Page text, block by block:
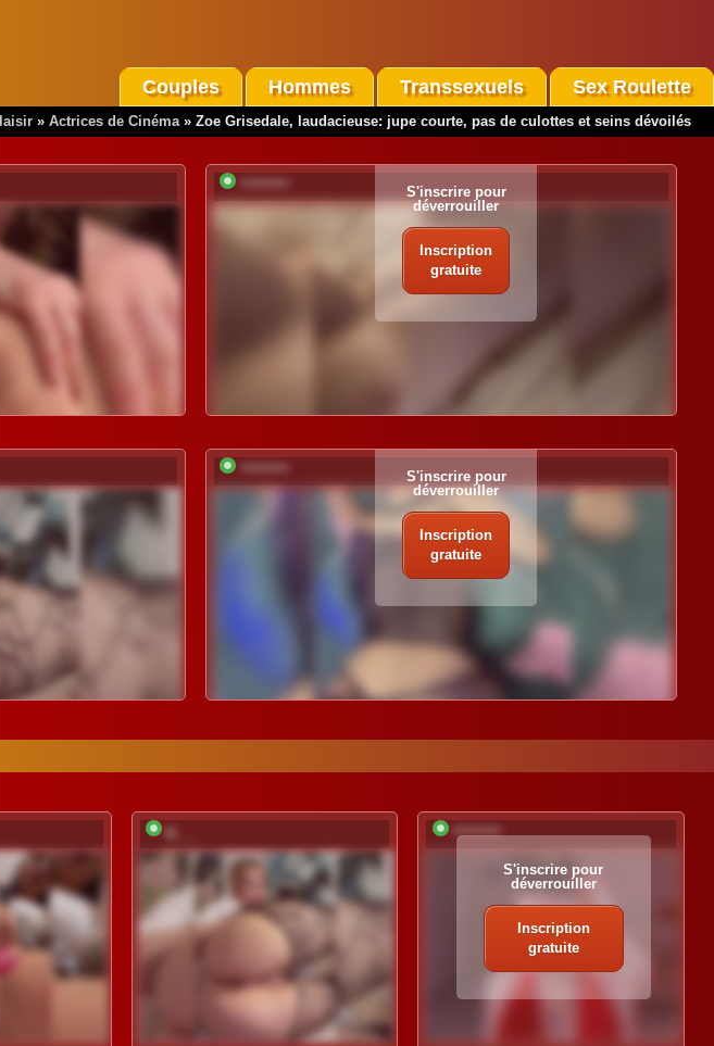
Couples Hommes Transsexuels Sex Roulette
» Actrices de Cinéma» Zoe Grisedale, laudacieuse: jupe courte, pas de culottes et seins dévoilés
S'inscrire pour
déverrouiller
Inscription
gratuite
*********
S'inscrire pour
déverrouiller
Inscription
gratuite
*********
S'inscrire pour
déverrouiller
Inscription
gratuite